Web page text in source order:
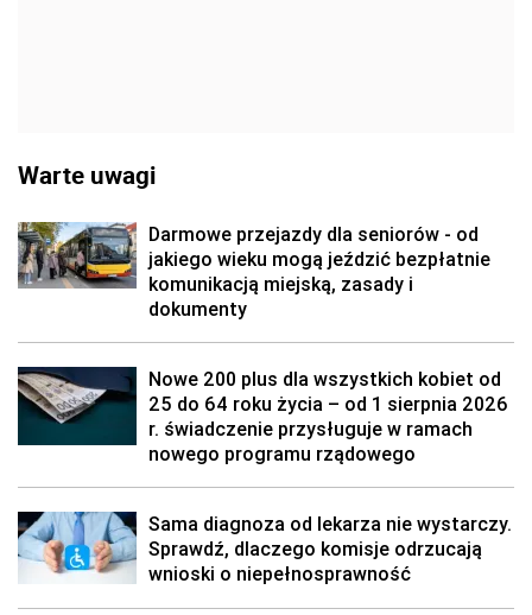
Warte uwagi
Darmowe przejazdy dla seniorów - od
jakiego wieku mogą jeździć bezpłatnie
komunikacją miejską, zasady i
dokumenty
Nowe 200 plus dla wszystkich kobiet od
25 do 64 roku życia – od 1 sierpnia 2026
r. świadczenie przysługuje w ramach
nowego programu rządowego
Sama diagnoza od lekarza nie wystarczy.
Sprawdź, dlaczego komisje odrzucają
wnioski o niepełnosprawność